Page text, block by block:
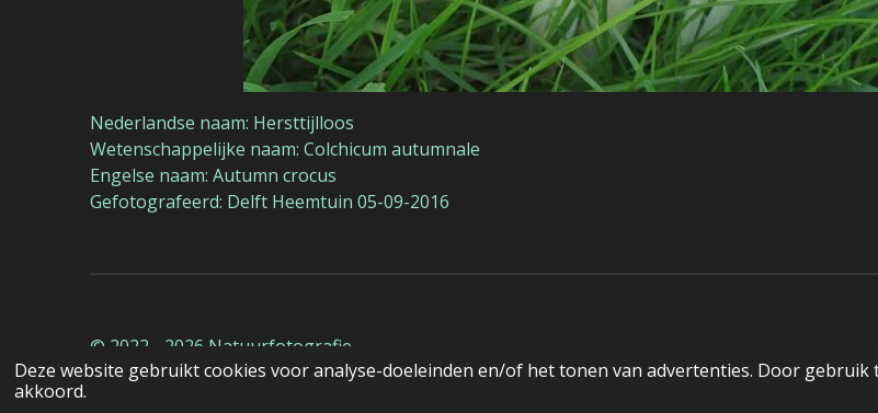
Deze website gebruikt cookies voor analyse-doeleinden en/of het tonen van advertenties. Door gebruik
akkoord.
Nederlandse naam: Hersttijlloos
Wetenschappelijke naam: Colchicum autumnale
Engelse naam: Autumn crocus
Gefotografeerd: Delft Heemtuin 05-09-2016
© 2022 - 2026 Natuurfotografie